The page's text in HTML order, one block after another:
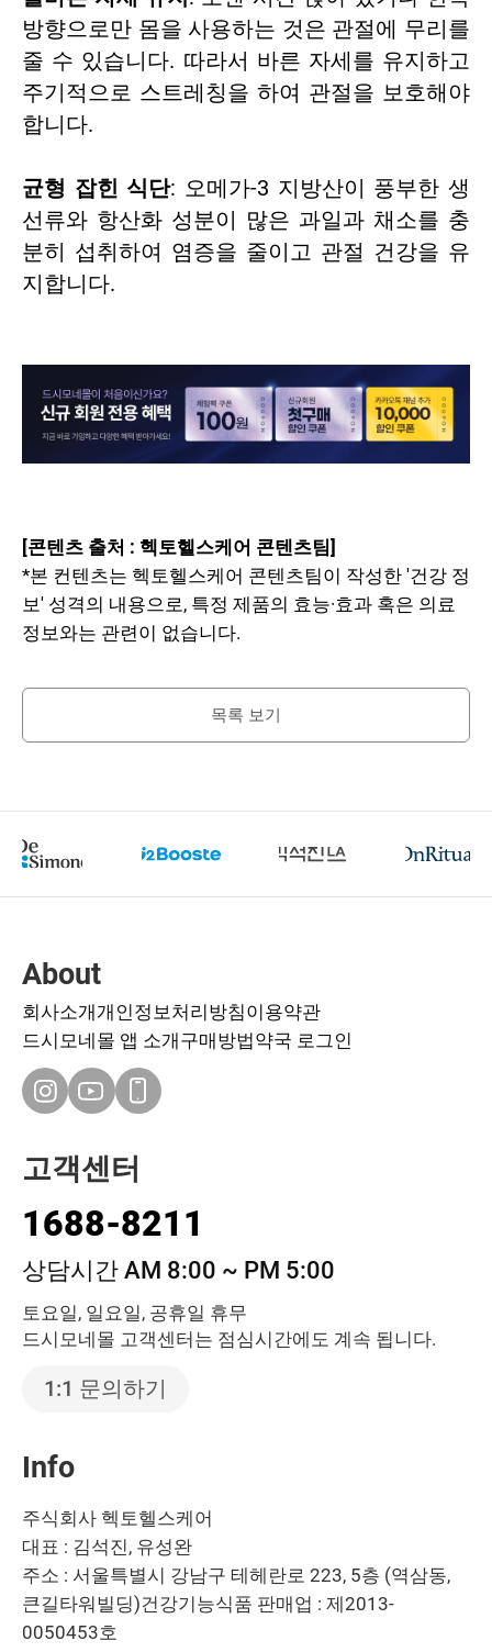
방향으로만 몸을 사용하는 것은 관절에 무리를
줄 수 있습니다. 따라서 바른 자세를 유지하고
주기적으로 스트레칭을 하여 관절을 보호해야
합니다.
균형 잡힌 식단: 오메가-3 지방산이 풍부한 생
선류와 항산화 성분이 많은 과일과 채소를 충
분히 섭취하여 염증을 줄이고 관절 건강을 유
지합니다.
[콘텐츠 출처 : 헥토헬스케어 콘텐츠팀]
*본 컨텐츠는 헥토헬스케어 콘텐츠팀이 작성한 '건강 정
보' 성격의 내용으로, 특정 제품의 효능·효과 혹은 의료
정보와는 관련이 없습니다.
목록 보기
About
회사소개개인정보처리방침이용약관
드시모네몰 앱 소개구매방법약국 로그인
고객센터
1688-8211
상담시간 AM 8:00 ~ PM 5:00
토요일, 일요일, 공휴일 휴무
드시모네몰 고객센터는 점심시간에도 계속 됩니다.
1:1 문의하기
Info
주식회사 헥토헬스케어
대표 : 김석진, 유성완
주소 : 서울특별시 강남구 테헤란로 223, 5층 (역삼동,
큰길타워빌딩)건강기능식품 판매업 : 제2013-
0050453호